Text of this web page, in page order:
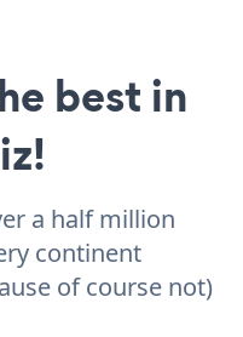
best in
a half million
continent
of course not)